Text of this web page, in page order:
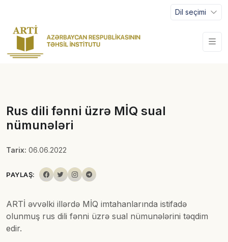
Dil seçimi
Rus dili fənni üzrə MİQ sual
nümunələri
Tarix: 06.06.2022
PAYLAŞ:
ARTİ əvvəlki illərdə MİQ imtahanlarında istifadə
olunmuş rus dili fənni üzrə sual nümunələrini təqdim
edir.